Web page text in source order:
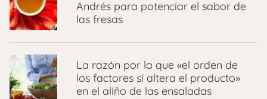
Andrés para potenciar el sabor de
las fresas
La razón por la que «el orden de
los factores sí altera el producto»
en el aliño de las ensaladas